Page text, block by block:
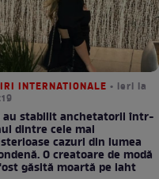
INTERNATIONALE • ieri la
au stabilit anchetatorii într-
dintre cele mai
cazuri din lumea
O creatoare de modă
găsită moartă pe iaht